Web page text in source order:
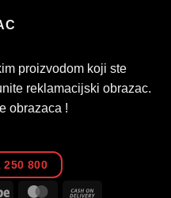
proizvodom koji ste
reklamacijski obrazac.
obrazaca !
250 800
Stripe MasterCard